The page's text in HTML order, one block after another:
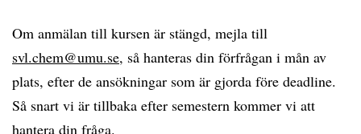
Om anmälan till kursen är stängd, mejla till
svl.chem@umu.se, så hanteras din förfrågan i mån av
plats, efter de ansökningar som är gjorda före deadline.
Så snart vi är tillbaka efter semestern kommer vi att
hantera din fråga.